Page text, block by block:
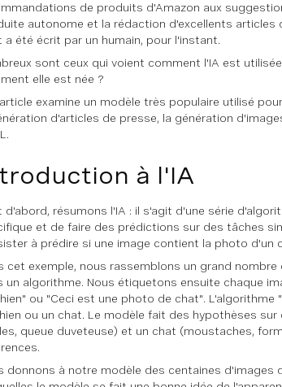
de produits d'Amazon aux
autonome et la rédaction d'excellents articles
a été écrit par un humain, pour l'instant.
sont ceux qui voient comment l'IA est
elle est née ?
examine un modèle très populaire utilisé
d'articles de presse, la génération
à l'IA
d'abord, résumons l'IA : il s'agit d'une série
et de faire des prédictions sur des tâches
à prédire si une image contient la photo d'un
cet exemple, nous rassemblons un grand
un algorithme. Nous étiquetons ensuite chaque
ou "Ceci est une photo de chat".
ou un chat. Le modèle fait des hypothèses
queue duveteuse) et un chat (moustaches,
donnons à notre modèle des centaines d'images